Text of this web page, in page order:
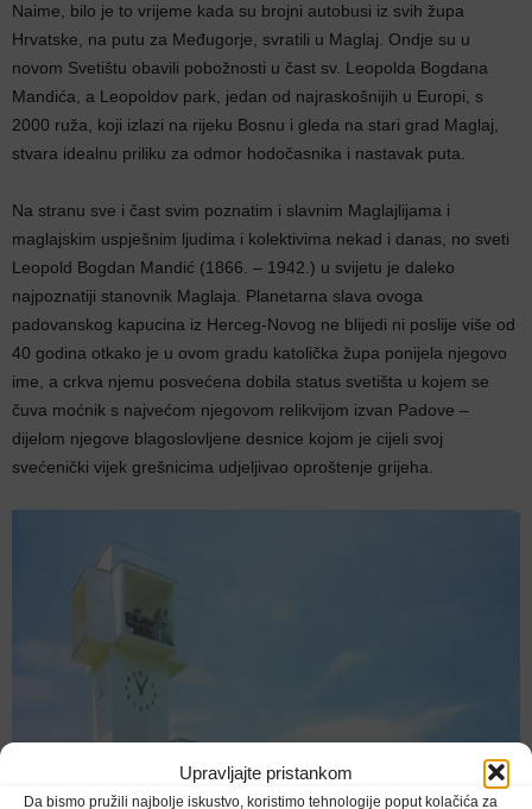
Upravljajte pristankom
Da bismo pružili najbolje iskustvo, koristimo tehnologije poput kolačića za
Naime, bilo je to vrijeme kada su brojni autobusi iz svih župa
Hrvatske, na putu za Međugorje, svratili u Maglaj. Ondje su u
novom Svetištu obavili pobožnosti u čast sv. Leopolda Bogdana
Mandića, a Leopoldov park, jedan od najraskošnijih u Europi, s
2000 ruža, koji izlazi na rijeku Bosnu i gleda na stari grad Maglaj,
stvara idealnu priliku za odmor hodočasnika i nastavak puta.
Na stranu sve i čast svim poznatim i slavnim Maglajlijama i
maglajskim uspješnim ljudima i kolektivima nekad i danas, no sveti
Leopold Bogdan Mandić (1866. – 1942.) u svijetu je daleko
najpoznatiji stanovnik Maglaja. Planetarna slava ovoga
padovanskog kapucina iz Herceg-Novog ne blijedi ni poslije više od
40 godina otkako je u ovom gradu katolička župa ponijela njegovo
ime, a crkva njemu posvećena dobila status svetišta u kojem se
čuva moćnik s najvećom njegovom relikvijom izvan Padove –
dijelom njegove blagoslovljene desnice kojom je cijeli svoj
svećenički vijek grešnicima udjeljivao oproštenje grijeha.